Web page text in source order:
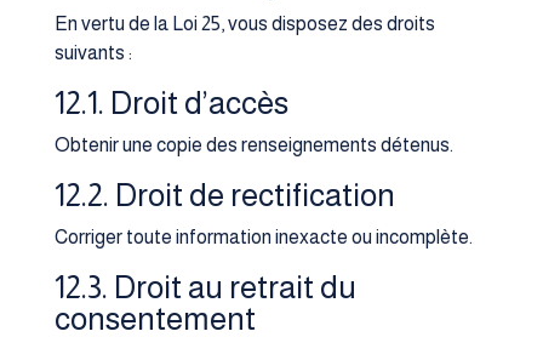
En vertu de la Loi 25, vous disposez des droits
suivants :
12.1. Droit d’accès
Obtenir une copie des renseignements détenus.
12.2. Droit de rectification
Corriger toute information inexacte ou incomplète.
12.3. Droit au retrait du
consentement